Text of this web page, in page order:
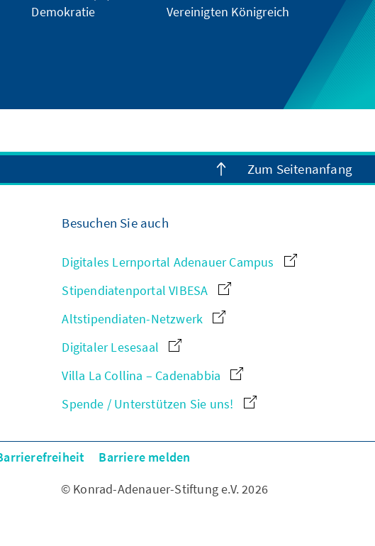
Demokratie
Vereinigten Königreich
Zum Seitenanfang
Besuchen Sie auch
Digitales Lernportal Adenauer Campus
Stipendiatenportal VIBESA
Altstipendiaten-Netzwerk
Digitaler Lesesaal
Villa La Collina – Cadenabbia
Spende / Unterstützen Sie uns!
Barriere melden
© Konrad-Adenauer-Stiftung e.V. 2026